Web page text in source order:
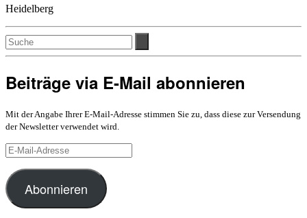
Heidelberg
Beiträge via E-Mail abonnieren
Mit der Angabe Ihrer E-Mail-Adresse stimmen Sie zu, dass diese zur Versendung
der Newsletter verwendet wird.
E-
Mail-
Adresse
Abonnieren